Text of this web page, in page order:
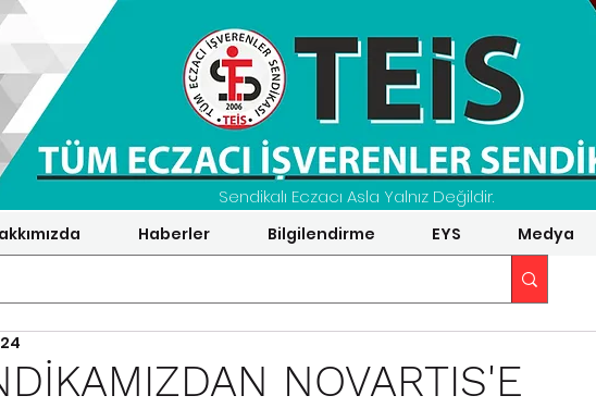
Sendikalı Eczacı Asla Yalnız Değildir.
Haberler Bilgilendirme EYS Medya
NOVARTIS'E